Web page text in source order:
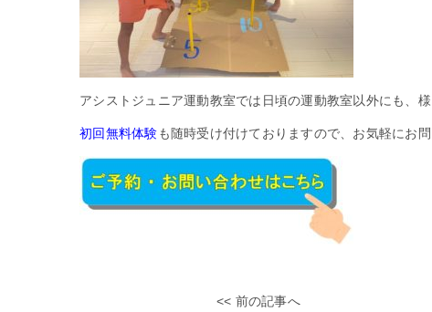
アシストジュニア運動教室では日頃の運動教室以外にも、
初回無料体験も随時受け付けておりますので、お気軽にお問
<< 前の記事へ